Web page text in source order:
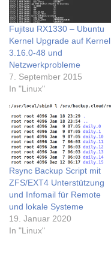
Fujitsu RX1330 – Ubuntu
Kernel Upgrade auf Kernel
3.16.0-48 und
Netzwerkprobleme
7. September 2015
In "Linux"
Rsync Backup Script mit
ZFS/EXT4 Unterstützung
und Infomail für Remote
und lokale Systeme
19. Januar 2020
In "Linux"